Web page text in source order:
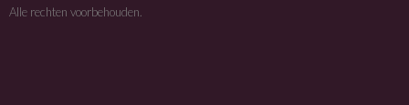
Alle rechten voorbehouden.